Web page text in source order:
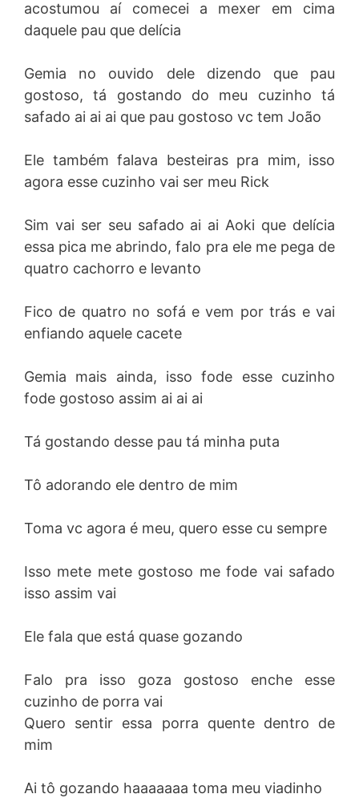
acostumou aí comecei a mexer em cima
daquele pau que delícia
Gemia no ouvido dele dizendo que pau
gostoso, tá gostando do meu cuzinho tá
safado ai ai ai que pau gostoso vc tem João
Ele também falava besteiras pra mim, isso
agora esse cuzinho vai ser meu Rick
Sim vai ser seu safado ai ai Aoki que delícia
essa pica me abrindo, falo pra ele me pega de
quatro cachorro e levanto
Fico de quatro no sofá e vem por trás e vai
enfiando aquele cacete
Gemia mais ainda, isso fode esse cuzinho
fode gostoso assim ai ai ai
Tá gostando desse pau tá minha puta
Tô adorando ele dentro de mim
Toma vc agora é meu, quero esse cu sempre
Isso mete mete gostoso me fode vai safado
isso assim vai
Ele fala que está quase gozando
Falo pra isso goza gostoso enche esse
cuzinho de porra vai
Quero sentir essa porra quente dentro de
mim
Ai tô gozando haaaaaaa toma meu viadinho